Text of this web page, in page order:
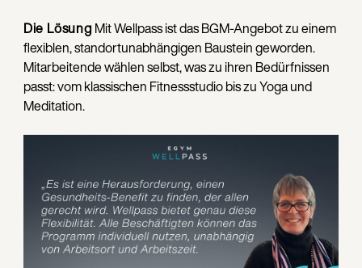
Die Lösung Mit Wellpass ist das BGM-Angebot zu einem
flexiblen, standortunabhängigen Baustein geworden.
Mitarbeitende wählen selbst, was zu ihren Bedürfnissen
passt: vom klassischen Fitnessstudio bis zu Yoga und
Meditation.